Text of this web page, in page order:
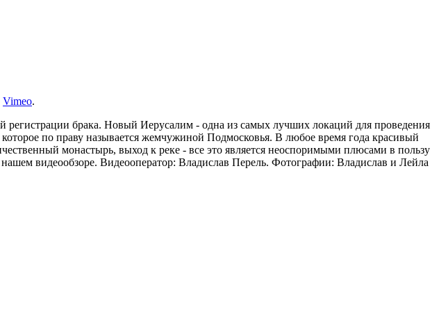
Vimeo.
брака. Новый Иерусалим - одна из самых лучших локаций для проведения
по праву называется жемчужиной Подмосковья. В любое время года красивый
монастырь, выход к реке - все это является неоспоримыми плюсами в пользу
видеообзоре. Видеооператор: Владислав Перель. Фотографии: Владислав и Лейла